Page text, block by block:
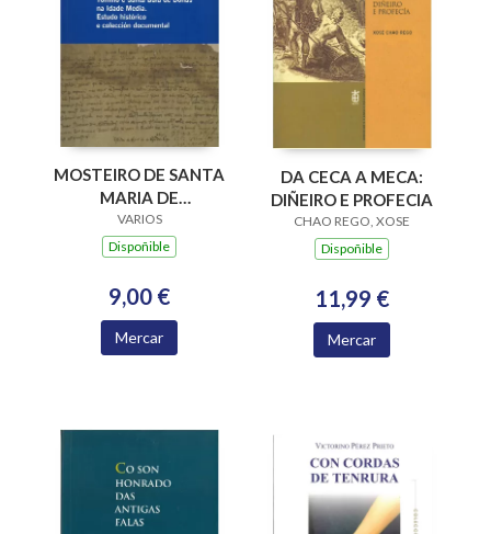
MOSTEIRO DE SANTA
MARIA DE
XUNQUEIRA DE
ESPADANEDO SXII-
VARIOS
Dispoñible
9,00 €
Mercar
DA CECA A MECA:
DIÑEIRO E PROFECIA
CHAO REGO, XOSE
Dispoñible
11,99 €
Mercar